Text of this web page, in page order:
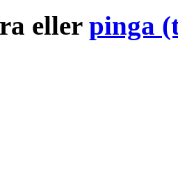
eller pinga